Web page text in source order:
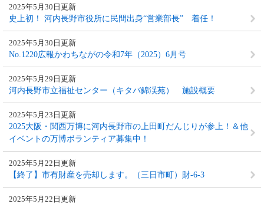
史上初！ 河内長野市役所に民間出身“営業部長” 着任！
2025年5月30日更新
No.1220広報かわちながの令和7年（2025）6月号
2025年5月30日更新
河内長野市立福祉センター（キタバ錦渓苑） 施設概要
2025年5月29日更新
2025大阪・関西万博に河内長野市の上田町だんじりが参上！＆他
イベントの万博ボランティア募集中！
2025年5月23日更新
【終了】市有財産を売却します。（三日市町）財-6-3
2025年5月22日更新
2025年5月22日更新